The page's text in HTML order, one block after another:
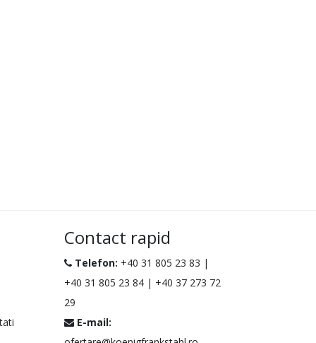
Contact rapid
Telefon: +40 31 805 23 83 |
+40 31 805 23 84 | +40 37 273 72
29
E-mail: